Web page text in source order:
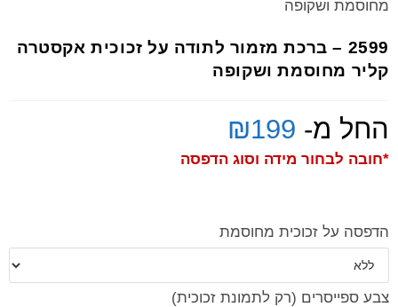
מחוסמת ושקופה
2599 – ברכת מזמור לתודה על זכוכית אקסטרה
קליר מחוסמת ושקופה
החל מ- ₪199
*חובה לבחור מידה וסוג הדפסה
הדפסה על זכוכית מחוסמת
צבע ספייסרים (רק לתמונת זכוכית)